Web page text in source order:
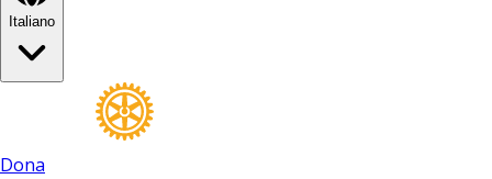
Italiano
Dona